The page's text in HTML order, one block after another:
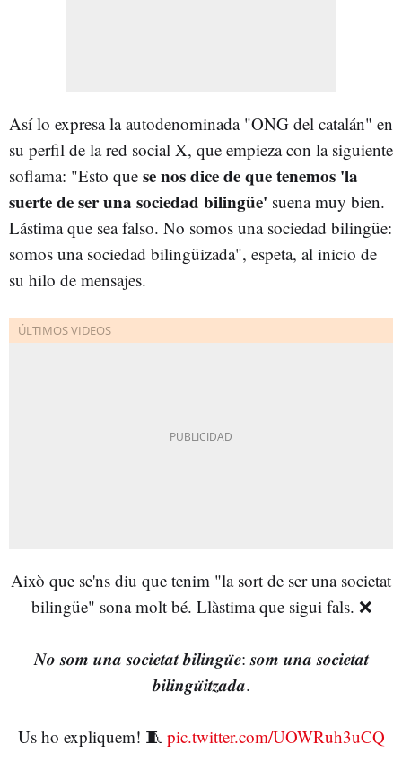
Así lo expresa la autodenominada "ONG del catalán" en
su perfil de la red social X, que empieza con la siguiente
soflama: "Esto que se nos dice de que tenemos 'la
suerte de ser una sociedad bilingüe' suena muy bien.
Lástima que sea falso. No somos una sociedad bilingüe:
somos una sociedad bilingüizada", espeta, al inicio de
su hilo de mensajes.
Això que se'ns diu que tenim "la sort de ser una societat
bilingüe" sona molt bé. Llàstima que sigui fals. ❌
𝑵𝒐 𝒔𝒐𝒎 𝒖𝒏𝒂 𝒔𝒐𝒄𝒊𝒆𝒕𝒂𝒕 𝒃𝒊𝒍𝒊𝒏𝒈𝒖̈𝒆: 𝒔𝒐𝒎 𝒖𝒏𝒂 𝒔𝒐𝒄𝒊𝒆𝒕𝒂𝒕
𝒃𝒊𝒍𝒊𝒏𝒈𝒖̈𝒊𝒕𝒛𝒂𝒅𝒂.
Us ho expliquem! 🧵 pic.twitter.com/UOWRuh3uCQ